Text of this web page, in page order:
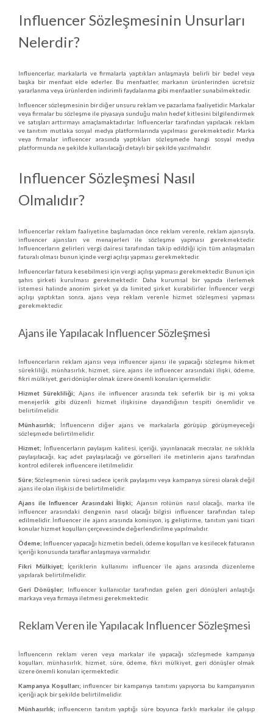
Influencer Sözleşmesinin Unsurları
Nelerdir?
Influencerlar, markalarla ve firmalarla yaptıkları anlaşmayla belirli bir bedel veya
başka bir menfaat elde ederler. Bu menfaatler, markanın ürünlerinden ücretsiz
yararlanma veya ürünlerden indirimli faydalanma gibi menfaatler sunabilmektedir.
Influencer sözleşmesinin bir diğer unsuru reklam ve pazarlama faaliyetidir. Markalar
veya firmalar bu sözleşme ile piyasaya sunduğu malın hedef kitlesini bilgilendirmek
ve satışları arttırmayı amaçlamaktadırlar. Influencerlar tarafından yapılacak reklam
ve tanıtım mutlaka sosyal medya platformlarında yapılması gerekmektedir. Marka
veya firmalar influencer arasında yaptıkları sözleşmede hangi sosyal medya
platformunda ne şekilde kullanılacağı detaylı bir şekilde yazılmalıdır.
Influencer Sözleşmesi Nasıl
Olmalıdır?
Influencerlar reklam faaliyetine başlamadan önce reklam verenle, reklam ajansıyla,
influencer ajansları ve menajerleri ile sözleşme yapması gerekmektedir.
Influencerların gelirleri vergi dairesi tarafından takip edildiği için tüm anlaşmaları
faturalı olması bunun içinde vergi açılışı yapması gerekmektedir.
Influencerlar fatura kesebilmesi için vergi açılışı yapması gerekmektedir. Bunun için
şahıs şirketi kurulması gerekmektedir. Daha kurumsal bir yapıda ilerlemek
istemesi halinde anonim şirket ya da limited şirket kurabilirler. İnfluencer vergi
açılışı yaptıktan sonra, ajans veya reklam verenle hizmet sözleşmesi yapması
gerekmektedir.
Ajans ile Yapılacak Influencer Sözleşmesi
Influencerların reklam ajansı veya influencer ajansı ile yapacağı sözleşme hikmet
sürekliliği, münhasırlık, hizmet, süre, ajans ile influencer arasındaki ilişki, ödeme,
fikri mülkiyet, geri dönüşler olmak üzere önemli konuları içermelidir.
Hizmet Sürekliliği; Ajans ile influencer arasında tek seferlik bir iş mi yoksa
menejerlik gibi düzenli hizmet ilişkisine dayandığının tespiti önemlidir ve
belirtilmelidir.
Münhasırlık; İnfluencerın diğer ajans ve markalarla görüşüp görüşmeyeceği
sözleşmede belirtilmelidir.
Hizmet; İnfluencerların paylaşım kalitesi, içeriği, yayınlanacak mecralar, ne sıklıkla
paylaşılacağı, kaç adet paylaşılacağı ve görselleri ile metinlerin ajans tarafından
kontrol edilerek influencere iletilmelidir.
Süre; Sözleşmenin süresi sadece içerik paylaşımı veya kampanya süresi olarak değil
ajans ile olan ilişkisi de belirtilmelidir.
Ajans ile Influencer Arasındaki İlişki; Ajansın rolünün nasıl olacağı, marka ile
influencer arasındaki dengenin nasıl olacağı bilgisi influencer tarafından talep
edilmelidir. İnfluencer ile ajans arasında komisyon, iş geliştirme, tanıtım yani ticari
konular hizmet koşulları çerçevesinde değerlendirilme yapılmalıdır.
Ödeme; Influencer yapacağı hizmetin bedeli, ödeme koşulları ve kesilecek faturanın
içeriği konusunda taraflar anlaşmaya varmalıdır.
Fikri Mülkiyet; İçeriklerin kullanımı influencer ile ajans arasında düzenleme
yapılarak belirtilmelidir.
Geri Dönüşler;
Influencer kullanıcılar tarafından gelen geri dönüşleri anlaştığı
markaya veya firmaya iletmesi gerekmektedir.
Reklam Veren ile Yapılacak Influencer Sözleşmesi
İnfluencerın reklam veren veya markalar ile yapacağı sözleşmede kampanya
koşulları, münhasırlık, hizmet, süre, ödeme, fikri mülkiyet, geri dönüşler olmak
üzere önemli konuları içermektedir.
Kampanya Koşulları; influencer bir kampanya tanıtımı yapıyorsa bu kampanyanın
içeriği açık bir şekilde belirtilmelidir.
Münhasırlık; influencerın tanıtım yaptığı süre boyunca farklı markalar ile çalışıp